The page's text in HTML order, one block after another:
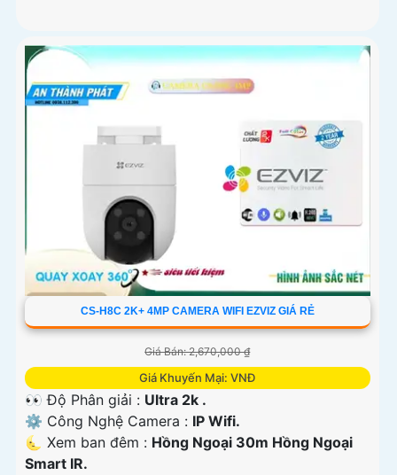
CS-H8C 2K+ 4MP CAMERA WIFI EZVIZ GIÁ RẺ
Giá Bán: 2,670,000 ₫
Giá Khuyến Mại: VNĐ
👀 Độ Phân giải : Ultra 2k .
⚙ Công Nghệ Camera : IP Wifi.
🌜 Xem ban đêm : Hồng Ngoại 30m Hồng Ngoại
Smart IR.